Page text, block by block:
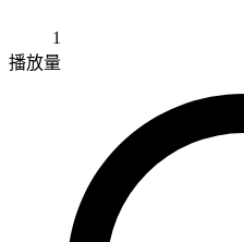
1
播放量